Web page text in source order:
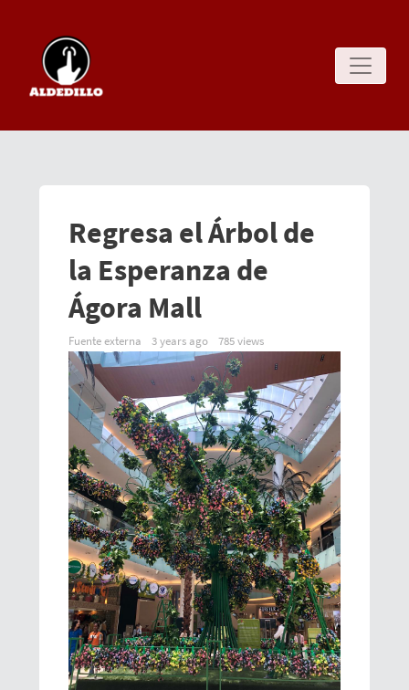
Regresa el Árbol de
la Esperanza de
Ágora Mall
Fuente externa 3 years ago 785 views